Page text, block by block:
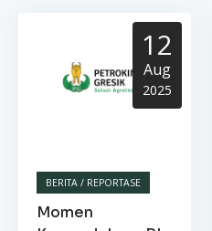
12
Aug
2025
BERITA / REPORTASE
Momen